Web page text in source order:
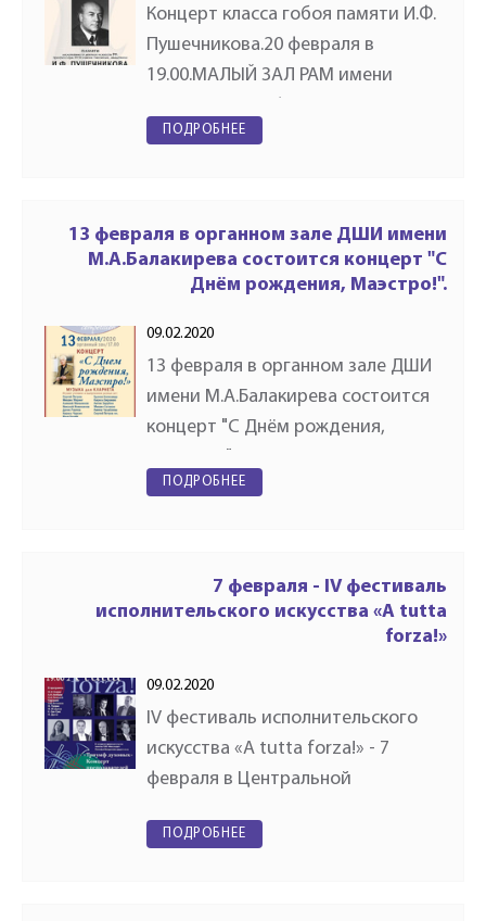
Концерт класса гобоя памяти И.Ф.
Пушечникова.20 февраля в
19.00.МАЛЫЙ ЗАЛ РАМ имени
22Адрес: Поварская улица, дом
https://gnesinhall.ddns.net/archives/
концерт-класса-гобоя-памяти-и-
ф-пушечн/
ПОДРОБНЕЕ
13 февраля в органном зале ДШИ имени
М.А.Балакирева состоится концерт "С
Днём рождения, Маэстро!".
09.02.2020
13 февраля в органном зале ДШИ
имени М.А.Балакирева состоится
концерт "С Днём рождения,
Ивана Мозговенко поздравят
ПОДРОБНЕЕ
7 февраля - IV фестиваль
исполнительского искусства «A tutta
forza!»
09.02.2020
IV фестиваль исполнительского
искусства «A tutta forza!» - 7
февраля в Центральной
Московской государственной
ПОДРОБНЕЕ